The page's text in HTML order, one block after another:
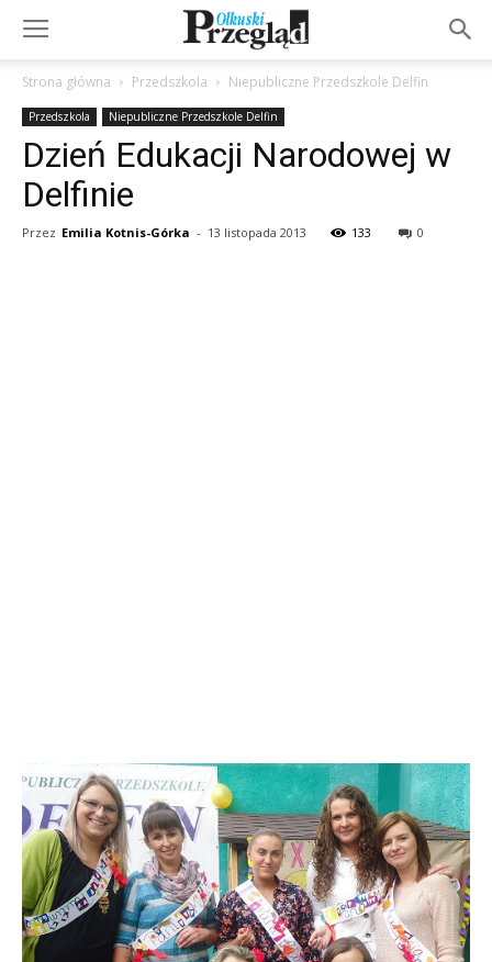
Strona główna Przedszkola Niepubliczne Przedszkole Delfin
Przedszkola Niepubliczne Przedszkole Delfin
Dzień Edukacji Narodowej w
Delfinie
Przez Emilia Kotnis-Górka - 13 listopada 2013 133 0